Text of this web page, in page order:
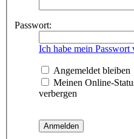
Passwort:
Ich habe mein Passwort
Angemeldet bleiben
Meinen Online-
verbergen